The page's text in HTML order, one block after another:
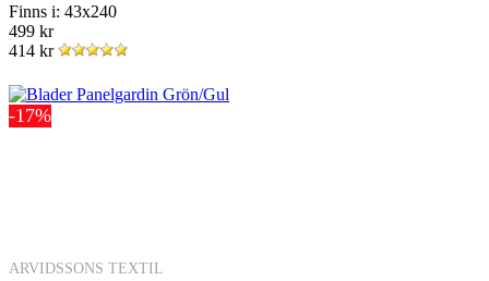
Finns i: 43x240
499 kr
414 kr
-17%
ARVIDSSONS TEXTIL